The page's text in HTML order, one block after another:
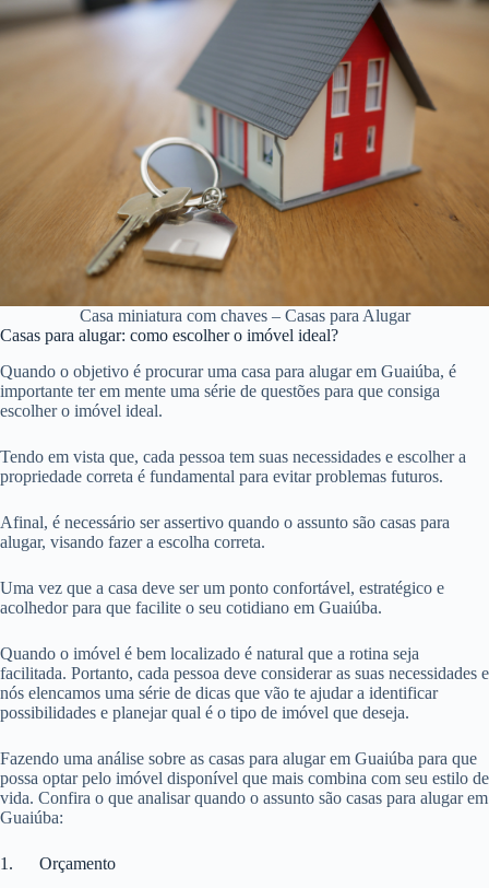
Casa miniatura com chaves – Casas para Alugar
Casas para alugar: como escolher o imóvel ideal?
Quando o objetivo é procurar uma casa para alugar em Guaiúba, é
importante ter em mente uma série de questões para que consiga
escolher o imóvel ideal.
Tendo em vista que, cada pessoa tem suas necessidades e escolher a
propriedade correta é fundamental para evitar problemas futuros.
Afinal, é necessário ser assertivo quando o assunto são casas para
alugar, visando fazer a escolha correta.
Uma vez que a casa deve ser um ponto confortável, estratégico e
acolhedor para que facilite o seu cotidiano em Guaiúba.
Quando o imóvel é bem localizado é natural que a rotina seja
facilitada. Portanto, cada pessoa deve considerar as suas necessidades e
nós elencamos uma série de dicas que vão te ajudar a identificar
possibilidades e planejar qual é o tipo de imóvel que deseja.
Fazendo uma análise sobre as casas para alugar em Guaiúba para que
possa optar pelo imóvel disponível que mais combina com seu estilo de
vida. Confira o que analisar quando o assunto são casas para alugar em
Guaiúba:
1. Orçamento